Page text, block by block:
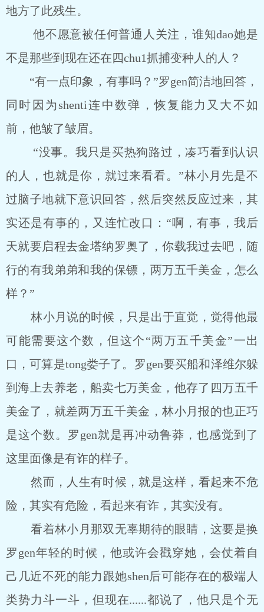
地方了此残生。
他不愿意被任何普通人关注，谁知dao她是
不是那些到现在还在四chu1抓捕变种人的人？
“有一点印象，有事吗？”罗gen简洁地回答，
同时因为shenti连中数弹，恢复能力又大不如
前，他皱了皱眉。
“没事。我只是买热狗路过，凑巧看到认识
的人，也就是你，就过来看看。”林小月先是不
过脑子地就下意识回答，然后突然反应过来，其
实还是有事的，又连忙改口：“啊，有事，我后
天就要启程去金塔纳罗奥了，你载我过去吧，随
行的有我弟弟和我的保镖，两万五千美金，怎么
样？”
林小月说的时候，只是出于直觉，觉得他最
可能需要这个数，但这个“两万五千美金”一出
口，可算是tong娄子了。罗gen要买船和泽维尔躲
到海上去养老，船卖七万美金，他存了四万五千
美金了，就差两万五千美金，林小月报的也正巧
是这个数。罗gen就是再冲动鲁莽，也感觉到了
这里面像是有诈的样子。
然而，人生有时候，就是这样，看起来不危
险，其实有危险，看起来有诈，其实没有。
看着林小月那双无辜期待的眼睛，这要是换
罗gen年轻的时候，他或许会戳穿她，会仗着自
己几近不死的能力跟她shen后可能存在的极端人
类势力斗一斗，但现在......都说了，他只是个无